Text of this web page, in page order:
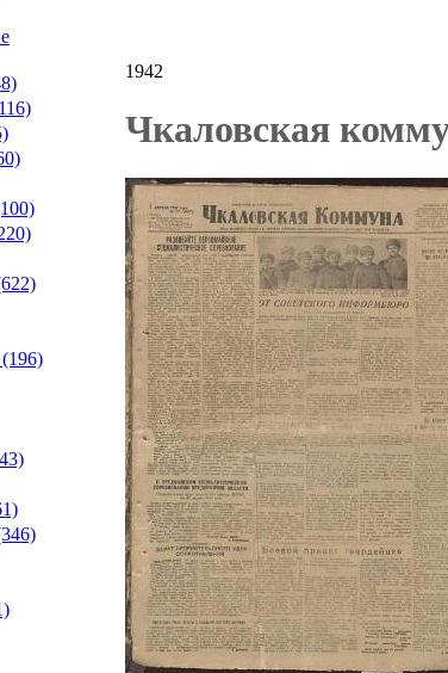
1942
Чкаловская